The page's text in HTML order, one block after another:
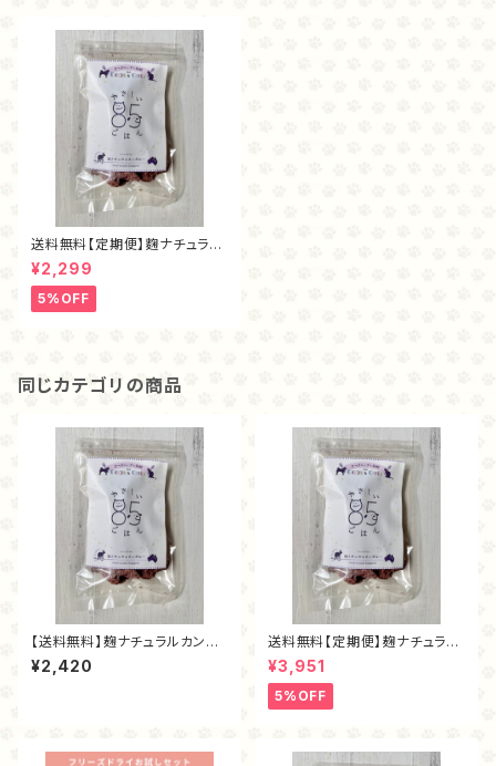
送料無料【定期便】麴ナチュラル
カンガルー（40ｇ）
¥2,299
5%OFF
同じカテゴリの商品
【送料無料】麹ナチュラルカンガ
ルー（フリーズドライ40g）
¥2,420
送料無料【定期便】麹ナチュラル
カンガルー80ｇ
¥3,951
5%OFF